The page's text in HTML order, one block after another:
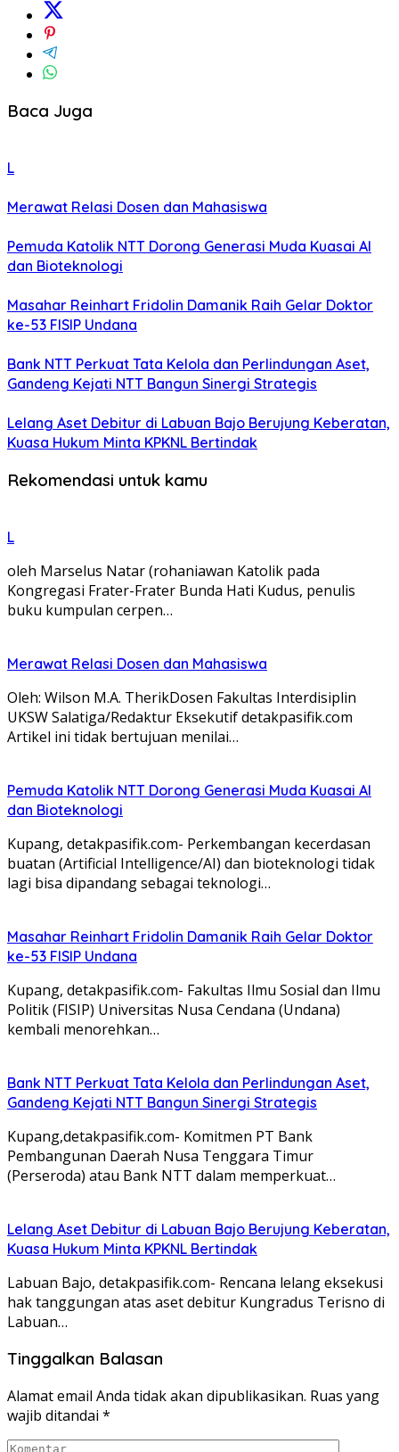
Baca Juga
L
Merawat Relasi Dosen dan Mahasiswa
Pemuda Katolik NTT Dorong Generasi Muda Kuasai AI
dan Bioteknologi
Masahar Reinhart Fridolin Damanik Raih Gelar Doktor
ke-53 FISIP Undana
Bank NTT Perkuat Tata Kelola dan Perlindungan Aset,
Gandeng Kejati NTT Bangun Sinergi Strategis
Lelang Aset Debitur di Labuan Bajo Berujung Keberatan,
Kuasa Hukum Minta KPKNL Bertindak
Rekomendasi untuk kamu
L
oleh Marselus Natar (rohaniawan Katolik pada
Kongregasi Frater-Frater Bunda Hati Kudus, penulis
buku kumpulan cerpen…
Merawat Relasi Dosen dan Mahasiswa
Oleh: Wilson M.A. TherikDosen Fakultas Interdisiplin
UKSW Salatiga/Redaktur Eksekutif detakpasifik.com
Artikel ini tidak bertujuan menilai…
Pemuda Katolik NTT Dorong Generasi Muda Kuasai AI
dan Bioteknologi
Kupang, detakpasifik.com- Perkembangan kecerdasan
buatan (Artificial Intelligence/AI) dan bioteknologi tidak
lagi bisa dipandang sebagai teknologi…
Masahar Reinhart Fridolin Damanik Raih Gelar Doktor
ke-53 FISIP Undana
Kupang, detakpasifik.com- Fakultas Ilmu Sosial dan Ilmu
Politik (FISIP) Universitas Nusa Cendana (Undana)
kembali menorehkan…
Bank NTT Perkuat Tata Kelola dan Perlindungan Aset,
Gandeng Kejati NTT Bangun Sinergi Strategis
Kupang,detakpasifik.com- Komitmen PT Bank
Pembangunan Daerah Nusa Tenggara Timur
(Perseroda) atau Bank NTT dalam memperkuat…
Lelang Aset Debitur di Labuan Bajo Berujung Keberatan,
Kuasa Hukum Minta KPKNL Bertindak
Labuan Bajo, detakpasifik.com- Rencana lelang eksekusi
hak tanggungan atas aset debitur Kungradus Terisno di
Labuan…
Tinggalkan Balasan
Alamat email Anda tidak akan dipublikasikan. Ruas yang
wajib ditandai *